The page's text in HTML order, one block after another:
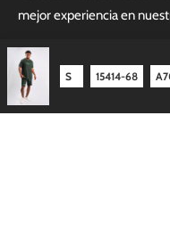
MENÚ PRINCIPAL
NUESTRAS POLÍTICAS
mejor experiencia en
¡ENTIENDO!